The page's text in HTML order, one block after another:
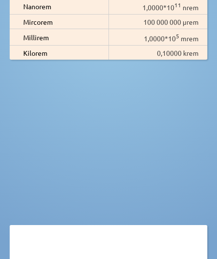
Nanorem
1,0000*1011 nrem
Mircorem
100 000 000 µrem
Millirem
1,0000*105 mrem
Kilorem
0,10000 krem